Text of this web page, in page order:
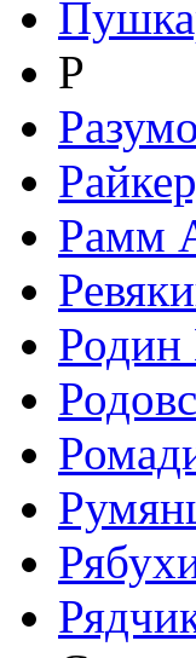
Р
Рамм